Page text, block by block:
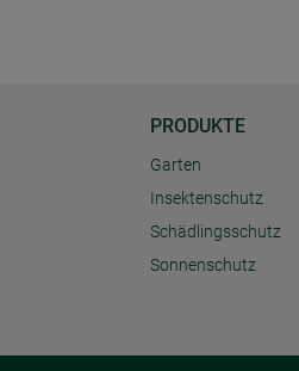
PRODUKTE
Garten
Insektenschutz
Schädlingsschutz
Sonnenschutz